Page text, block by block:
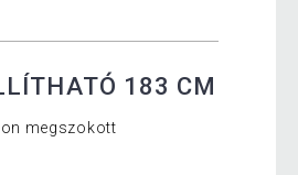
183 CM
megszokott